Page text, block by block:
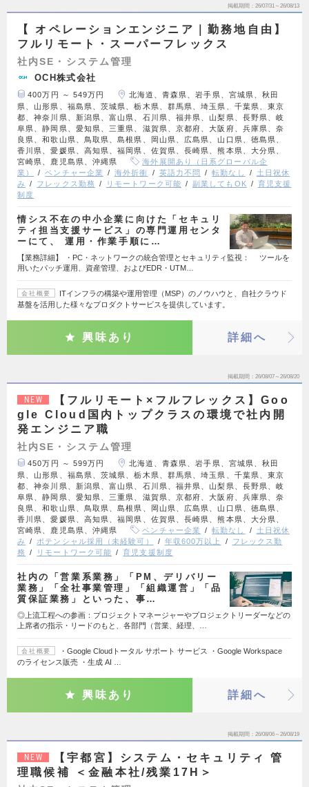
掲載期間 26/07/31～26/08/13
【 オペレーションエンジニア｜勤務地自由】
フルリモート・スーパーフレックス
社内SE・システム管理
OCH株式会社
400万円 ～ 549万円
北海道、青森県、岩手県、宮城県、秋田
県、山形県、福島県、茨城県、栃木県、群馬県、埼玉県、千葉県、東京
都、神奈川県、新潟県、富山県、石川県、福井県、山梨県、長野県、岐
阜県、静岡県、愛知県、三重県、滋賀県、京都府、大阪府、兵庫県、奈
良県、和歌山県、鳥取県、島根県、岡山県、広島県、山口県、徳島県、
香川県、愛媛県、高知県、福岡県、佐賀県、長崎県、熊本県、大分県、
宮崎県、鹿児島県、沖縄県
海外展開あり（日系グローバル企
業）
ベンチャー企業 海外折衝 英語力不問 転勤なし
土日祝休
み
フレックス勤務 リモートワーク可能 副業してもOK
育児支援
制度
情シス不在の中小企業に向けた「セキュリ
ティ担当支援サービス」の専門運用センタ
ーにて、 運用・作業手順に…
【業務詳細】 ・PC・ネットワークの統合管理とセキュリティ監視： ツールを
用いたパッチ運用、資産管理、およびEDR・UTM…
会社概要
ITインフラの構築や運用管理（MSP）のノウハウと、自社クラウド
基盤を活用した様々なプロダクトサービスを提供しています。
興味あり 詳細へ
掲載期間 26/08/07～26/08/20
NEW
【フルリモート×フルフレックス】Goo
gle Cloud国内トップクラスの環境で社内開
発エンジニア職
社内SE・システム管理
450万円 ～ 599万円
北海道、青森県、岩手県、宮城県、秋田
県、山形県、福島県、茨城県、栃木県、群馬県、埼玉県、千葉県、東京
都、神奈川県、新潟県、富山県、石川県、福井県、山梨県、長野県、岐
阜県、静岡県、愛知県、三重県、滋賀県、京都府、大阪府、兵庫県、奈
良県、和歌山県、鳥取県、島根県、岡山県、広島県、山口県、徳島県、
香川県、愛媛県、高知県、福岡県、佐賀県、長崎県、熊本県、大分県、
宮崎県、鹿児島県、沖縄県
ベンチャー企業 転勤なし
土日祝休
み
ポテンシャル採用（未経験可） 年収600万以上
フレックス勤
務
リモートワーク可能 育児支援制度
社内の「営業系業務」「PM、デリバリー
業務」「全社事業管理」「組織運営」「品
質保証業務」といった、事…
◎上流工程への参画：プロジェクトマネージャーやプロジェクトリーダーなどの
上席者の指示・リードのもと、各部門（営業、経理、…
会社概要
・Google Cloudトータル サポート サービス ・Google Workspace
のライセンス販売 ・生成 AI …
興味あり 詳細へ
掲載期間 26/08/06～26/08/19
NEW
【宇都宮】システム・セキュリティ 管
理職候補 ＜金融本社/残業17H＞